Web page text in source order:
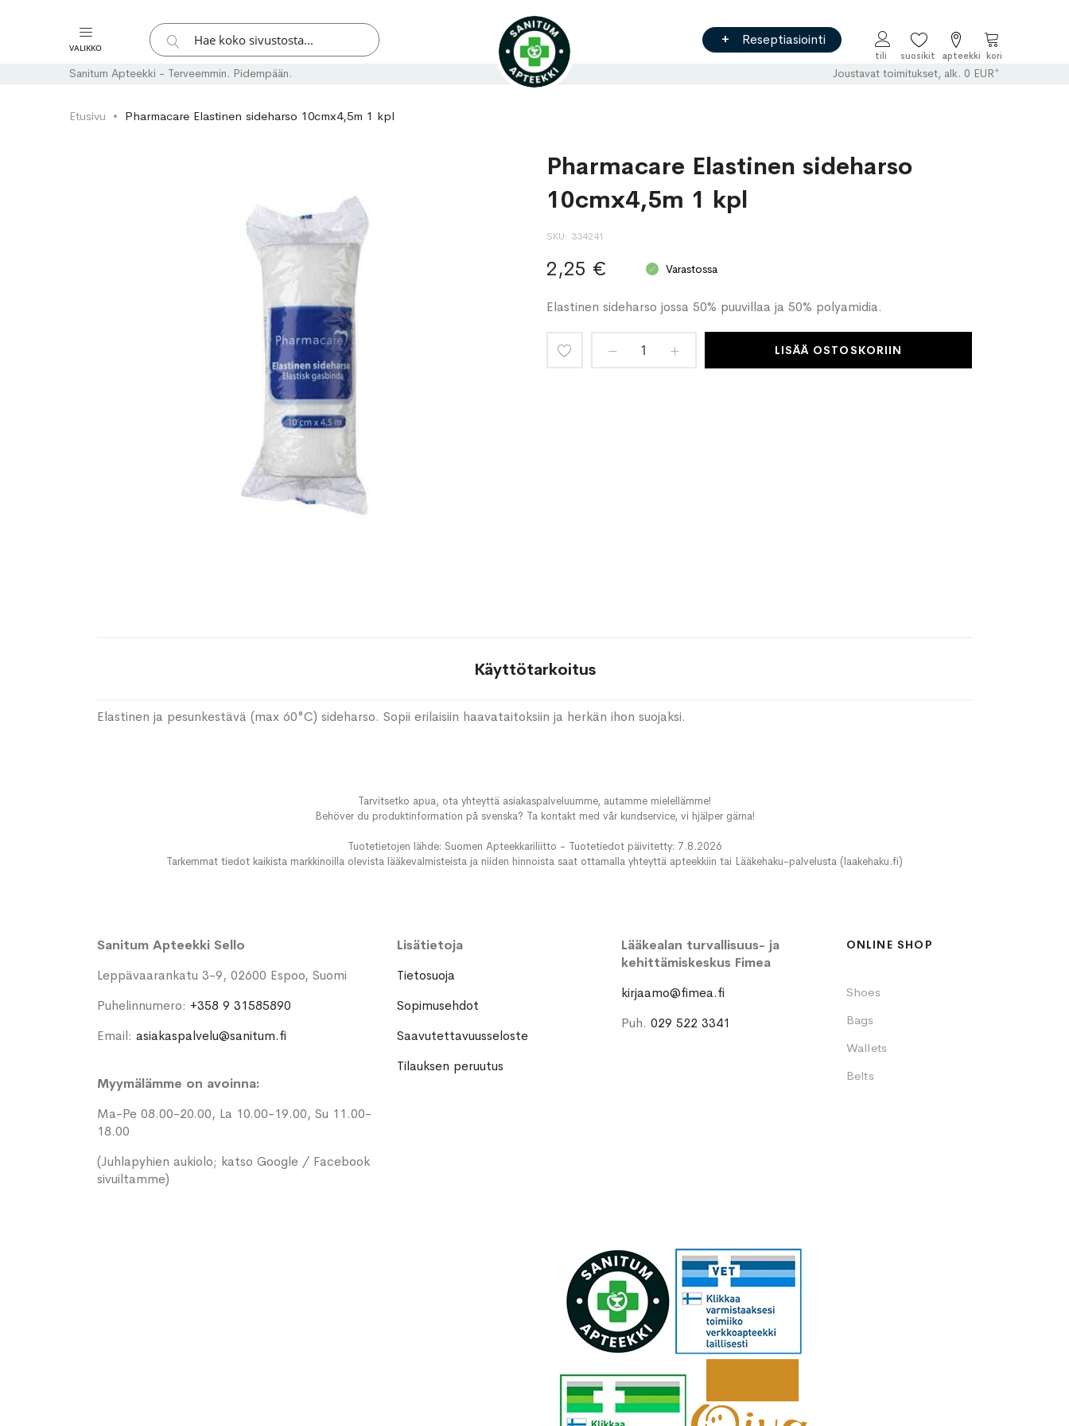
VALIKKO
Hae
Hae
Reseptiasiointi
Ostoskori
Sanitum Apteekki - Terveemmin. Pidempään. Joustavat toimitukset, alk. 0 EUR*
Etusivu Pharmacare Elastinen sideharso 10cmx4,5m 1 kpl
Pharmacare Elastinen sideharso
10cmx4,5m 1 kpl
SKU 334241
2,25 € Varastossa
Elastinen sideharso jossa 50% puuvillaa ja 50% polyamidia.
LISÄÄ OSTOSKORIIN
Käyttötarkoitus
Elastinen ja pesunkestävä (max 60°C) sideharso. Sopii erilaisiin haavataitoksiin ja herkän ihon suojaksi.
Tarvitsetko apua, ota yhteyttä asiakaspalveluumme, autamme mielellämme!
Behöver du produktinformation på svenska? Ta kontakt med vår kundservice, vi hjälper gärna!
Tuotetietojen lähde: Suomen Apteekkariliitto - Tuotetiedot päivitetty: 7.8.2026
Tarkemmat tiedot kaikista markkinoilla olevista lääkevalmisteista ja niiden hinnoista saat ottamalla yhteyttä apteekkiin tai Lääkehaku-palvelusta (laakehaku.fi)
Sanitum Apteekki Sello
Leppävaarankatu 3-9, 02600 Espoo, Suomi
Puhelinnumero: +358 9 31585890
Email: asiakaspalvelu@sanitum.fi
Myymälämme on avoinna:
Ma-Pe 08.00-20.00, La 10.00-19.00, Su 11.00-
18.00
(Juhlapyhien aukiolo; katso Google / Facebook
sivuiltamme)
Lisätietoja
Tietosuoja
Sopimusehdot
Saavutettavuusseloste
Tilauksen peruutus
Lääkealan turvallisuus- ja
kehittämiskeskus Fimea
kirjaamo@fimea.fi
Puh.029 522 3341
ONLINE SHOP
Shoes
Bags
Wallets
Belts